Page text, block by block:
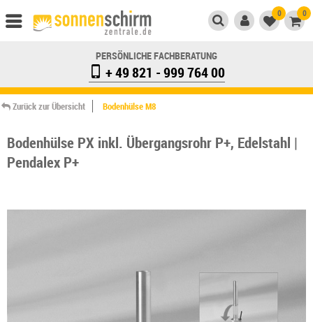
0 0
PERSÖNLICHE FACHBERATUNG
+ 49 821 - 999 764 00
Zurück zur Übersicht Bodenhülse M8
Bodenhülse PX inkl. Übergangsrohr P+, Edelstahl |
Pendalex P+